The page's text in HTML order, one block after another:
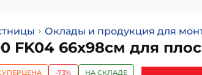
Оклады и продукция для
FK04 66х98см для
-73% НА СКЛАДЕ